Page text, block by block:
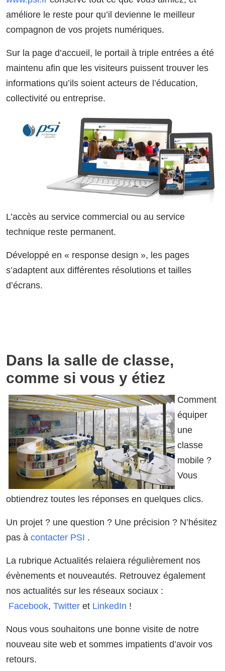
améliore le reste pour qu’il devienne le meilleur
compagnon de vos projets numériques.
Sur la page d’accueil, le portail à triple entrées a été
maintenu afin que les visiteurs puissent trouver les
informations qu’ils soient acteurs de l’éducation,
collectivité ou entreprise.
L’accès au service commercial ou au service
technique reste permanent.
Développé en « response design », les pages
s’adaptent aux différentes résolutions et tailles
d’écrans.
Dans la salle de classe,
comme si vous y étiez
Comment
équiper
une
classe
mobile ?
Vous
obtiendrez toutes les réponses en quelques clics.
Un projet ? une question ? Une précision ? N’hésitez
pas à contacter PSI .
La rubrique Actualités relaiera régulièrement nos
évènements et nouveautés. Retrouvez également
nos actualités sur les réseaux sociaux :
Facebook, Twitter et LinkedIn !
Nous vous souhaitons une bonne visite de notre
nouveau site web et sommes impatients d’avoir vos
retours.